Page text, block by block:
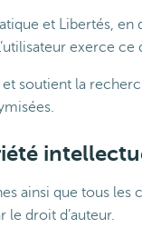
et Libertés, en
exerce
soutient la
ainsi que tous
le droit d’auteur.